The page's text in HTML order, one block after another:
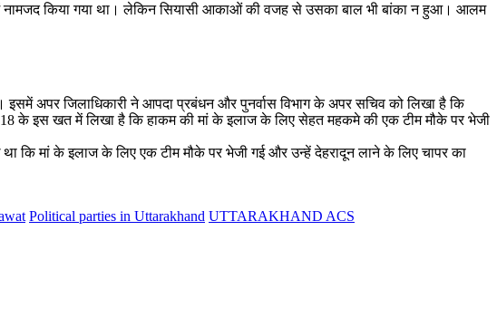
में नामजद किया गया था। लेकिन सियासी आकाओं की वजह से उसका बाल भी बांका न हुआ। आलम
अपर जिलाधिकारी ने आपदा प्रबंधन और पुनर्वास विभाग के अपर सचिव को लिखा है कि
के इस खत में लिखा है कि हाकम की मां के इलाज के लिए सेहत महकमे की एक टीम मौके पर भेजी
कि मां के इलाज के लिए एक टीम मौके पर भेजी गई और उन्हें देहरादून लाने के लिए चापर का
Political parties in Uttarakhand UTTARAKHAND ACS